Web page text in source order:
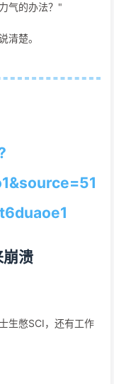
气的办法？"
清楚。
崩溃
生憋SCI，还有工作